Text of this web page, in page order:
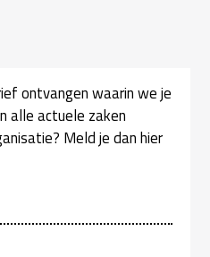
ontvangen waarin we je
alle actuele zaken
Meld je dan hier